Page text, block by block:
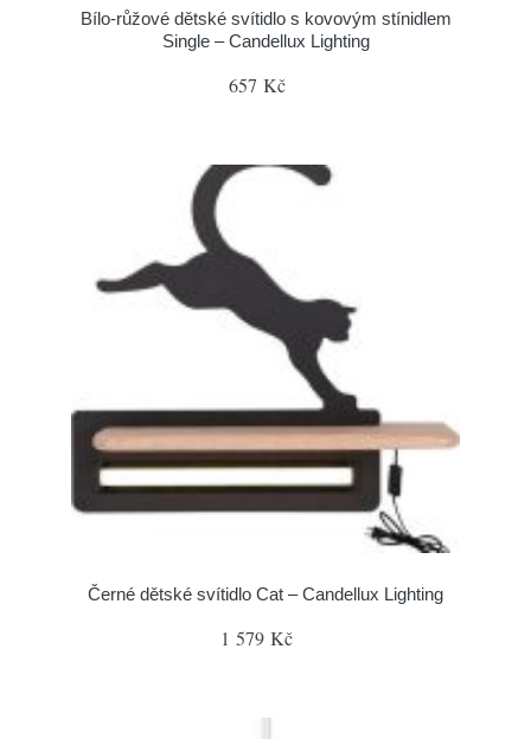
Bílo-růžové dětské svítidlo s kovovým stínidlem
Single – Candellux Lighting
657 Kč
Černé dětské svítidlo Cat – Candellux Lighting
1 579 Kč